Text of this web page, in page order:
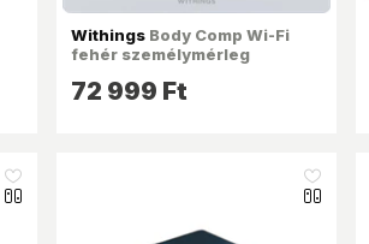
WithingsBody Comp Wi-Fi
fehér személymérleg
72 999 Ft
like_16 like_16